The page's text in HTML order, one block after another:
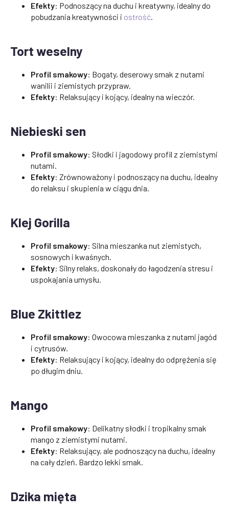
Efekty: Podnoszący na duchu i kreatywny, idealny do
pobudzania kreatywności i ostrość.
Tort weselny
Profil smakowy: Bogaty, deserowy smak z nutami
wanilii i ziemistych przypraw.
Efekty: Relaksujący i kojący, idealny na wieczór.
Niebieski sen
Profil smakowy: Słodki i jagodowy profil z ziemistymi
nutami.
Efekty: Zrównoważony i podnoszący na duchu, idealny
do relaksu i skupienia w ciągu dnia.
Klej Gorilla
Profil smakowy: Silna mieszanka nut ziemistych,
sosnowych i kwaśnych.
Efekty: Silny relaks, doskonały do łagodzenia stresu i
uspokajania umysłu.
Blue Zkittlez
Profil smakowy: Owocowa mieszanka z nutami jagód
i cytrusów.
Efekty: Relaksujący i kojący, idealny do odprężenia się
po długim dniu.
Mango
Profil smakowy: Delikatny słodki i tropikalny smak
mango z ziemistymi nutami.
Efekty: Relaksujący, ale podnoszący na duchu, idealny
na cały dzień. Bardzo lekki smak.
Dzika mięta